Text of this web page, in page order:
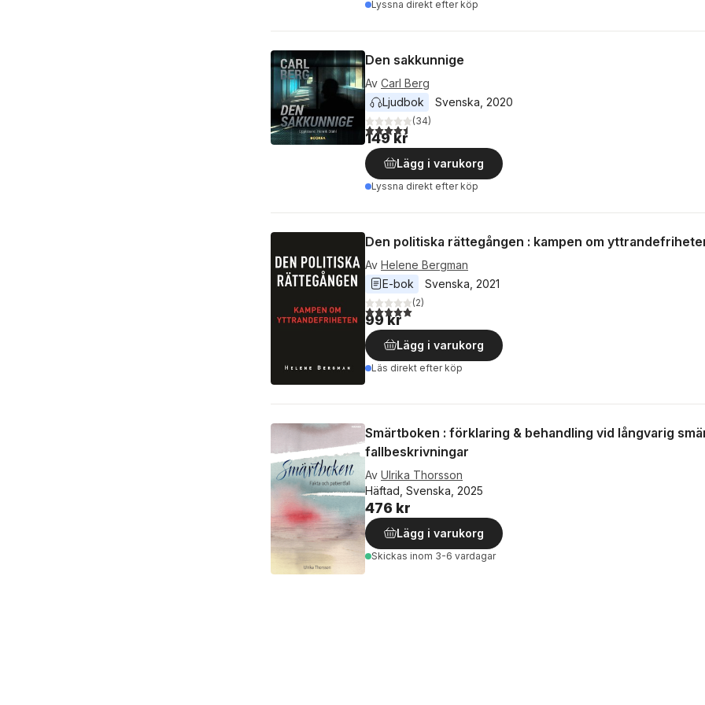
Lyssna direkt efter köp
Den sakkunnige
Av Carl Berg
Ljudbok
Svenska 2020
4,5utav 5 stjärnor. Totalt antal röster:
(34)
149 kr
Lägg i varukorg
Lyssna direkt efter köp
Den politiska rättegången : kampen om
Av Helene Bergman
E-bok
Svenska 2021
5,0utav 5 stjärnor. Totalt antal röster:
(2)
99 kr
Lägg i varukorg
Läs direkt efter köp
Smärtboken : förklaring & behandling vid långvarig
fallbeskrivningar
Av Ulrika Thorsson
Häftad, Svenska, 2025
476 kr
Lägg i varukorg
Skickas inom 3-6 vardagar